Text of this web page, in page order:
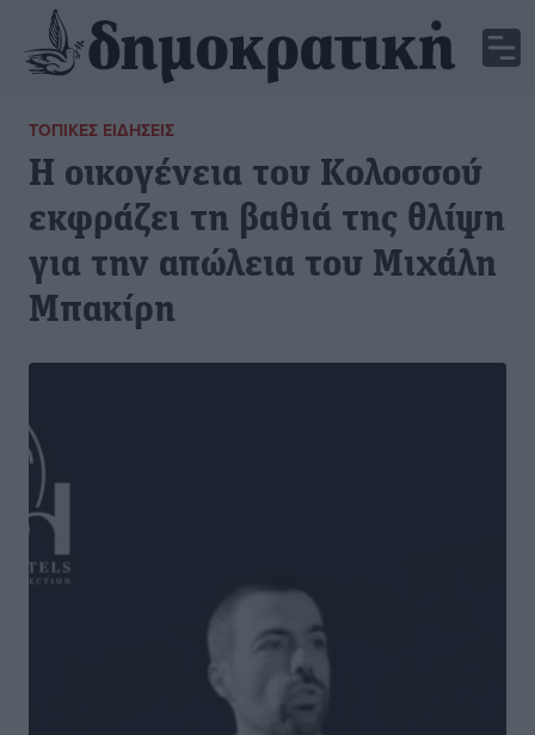
ΤΟΠΙΚΈΣ ΕΙΔΉΣΕΙΣ
Η οικογένεια του Κολοσσού
εκφράζει τη βαθιά της θλίψη
για την απώλεια του Μιχάλη
Μπακίρη